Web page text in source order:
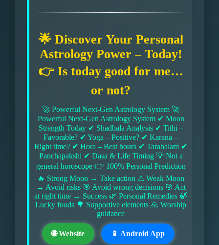
🌟 Discover Your Personal
Astrology Power – Today!
👉 Is today good for me…
or not?
🚀 Powerful Next-Gen Astrology System 🚀
Powerful Next-Gen Astrology System ✔ Moon
Strength Today ✔ Shadbala Analysis ✔ Tithi –
Favorable? ✔ Yoga – Positive? ✔ Karana –
Right time? ✔ Hora – Best hours ✔ Tarabalam ✔
Panchapakshi ✔ Dasa & Life Timing 💡 Not a
general horoscope 👉 100% Personal Prediction
🔥 Strong Moon → Take action ⚠ Weak Moon
→ Avoid risks 🎯 Avoid wrong decisions 🎯 Act
at right time → Success 🌿 Personal Remedies 🍃
Lucky foods 🌳 Supportive elements 🙏 Worship
guidance
🌐 Website 📱 Android App